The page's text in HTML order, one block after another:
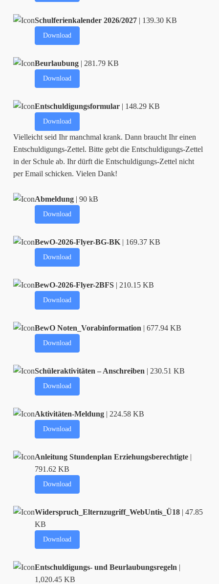
Schulferienkalender 2026/2027 | 139.30 KB
Download
Beurlaubung | 281.79 KB
Download
Entschuldigungsformular | 148.29 KB
Download
Vielleicht seid Ihr manchmal krank. Dann braucht Ihr einen
Entschuldigungs-Zettel. Bitte gebt die Entschuldigungs-Zettel
in der Schule ab. Ihr dürft die Entschuldigungs-Zettel nicht
per Email schicken. Vielen Dank!
Abmeldung | 90 kB
Download
BewO-2026-Flyer-BG-BK | 169.37 KB
Download
BewO-2026-Flyer-2BFS | 210.15 KB
Download
BewO Noten_Vorabinformation | 677.94 KB
Download
Schüleraktivitäten – Anschreiben | 230.51 KB
Download
Aktivitäten-Meldung | 224.58 KB
Download
Anleitung Stundenplan Erziehungsberechtigte |
791.62 KB
Download
Widerspruch_Elternzugriff_WebUntis_Ü18 | 47.85
KB
Download
Entschuldigungs- und Beurlaubungsregeln |
1,020.45 KB